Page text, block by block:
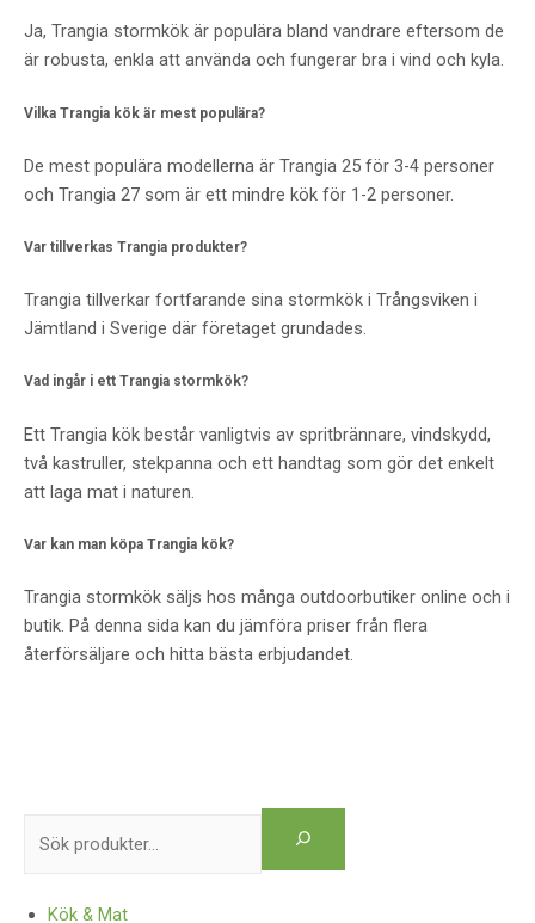
Kök & Mat
Ja, Trangia stormkök är populära bland vandrare eftersom de
är robusta, enkla att använda och fungerar bra i vind och kyla.
Vilka Trangia kök är mest populära?
De mest populära modellerna är Trangia 25 för 3-4 personer
och Trangia 27 som är ett mindre kök för 1-2 personer.
Var tillverkas Trangia produkter?
Trangia tillverkar fortfarande sina stormkök i Trångsviken i
Jämtland i Sverige där företaget grundades.
Vad ingår i ett Trangia stormkök?
Ett Trangia kök består vanligtvis av spritbrännare, vindskydd,
två kastruller, stekpanna och ett handtag som gör det enkelt
att laga mat i naturen.
Var kan man köpa Trangia kök?
Trangia stormkök säljs hos många outdoorbutiker online och i
butik. På denna sida kan du jämföra priser från flera
återförsäljare och hitta bästa erbjudandet.